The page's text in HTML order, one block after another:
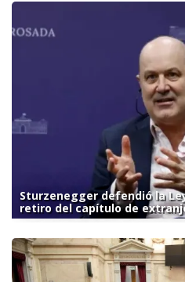
Sturzenegger defendió la
retiro del capítulo de